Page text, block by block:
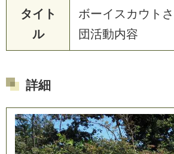
タイト
ル
ボーイ ス カ ウ ト さ
団活動内容
詳細